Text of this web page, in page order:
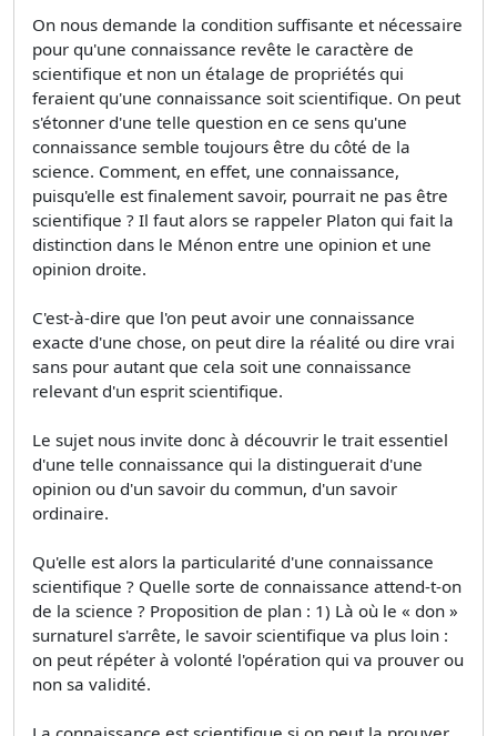
On nous demande la condition suffisante et nécessaire
pour qu'une connaissance revête le caractère de
scientifique et non un étalage de propriétés qui
feraient qu'une connaissance soit scientifique. On peut
s'étonner d'une telle question en ce sens qu'une
connaissance semble toujours être du côté de la
science. Comment, en effet, une connaissance,
puisqu'elle est finalement savoir, pourrait ne pas être
scientifique ? Il faut alors se rappeler Platon qui fait la
distinction dans le Ménon entre une opinion et une
opinion droite.
C'est-à-dire que l'on peut avoir une connaissance
exacte d'une chose, on peut dire la réalité ou dire vrai
sans pour autant que cela soit une connaissance
relevant d'un esprit scientifique.
Le sujet nous invite donc à découvrir le trait essentiel
d'une telle connaissance qui la distinguerait d'une
opinion ou d'un savoir du commun, d'un savoir
ordinaire.
Qu'elle est alors la particularité d'une connaissance
scientifique ? Quelle sorte de connaissance attend-t-on
de la science ? Proposition de plan : 1) Là où le « don »
surnaturel s'arrête, le savoir scientifique va plus loin :
on peut répéter à volonté l'opération qui va prouver ou
non sa validité.